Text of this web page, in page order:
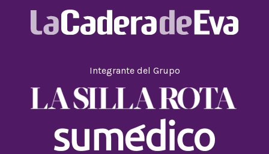
Integrante del Grupo